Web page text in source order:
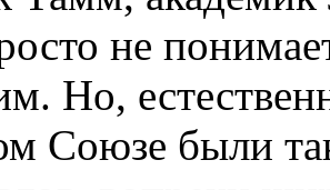
не
Но,
Союзе были